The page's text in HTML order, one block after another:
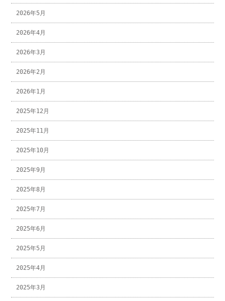
2026年5月
2026年4月
2026年3月
2026年2月
2026年1月
2025年12月
2025年11月
2025年10月
2025年9月
2025年8月
2025年7月
2025年6月
2025年5月
2025年4月
2025年3月